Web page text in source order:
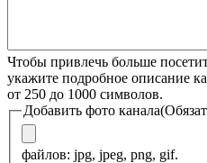
Чтобы привлечь больше
укажите подробное описание
от 250 до 1000 символов.
Добавить фото канала
файлов: jpg, jpeg, png, gif.